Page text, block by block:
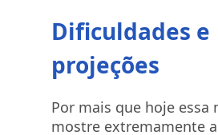
Dificuldades e
projeções
Por mais que hoje essa
mostre extremamente